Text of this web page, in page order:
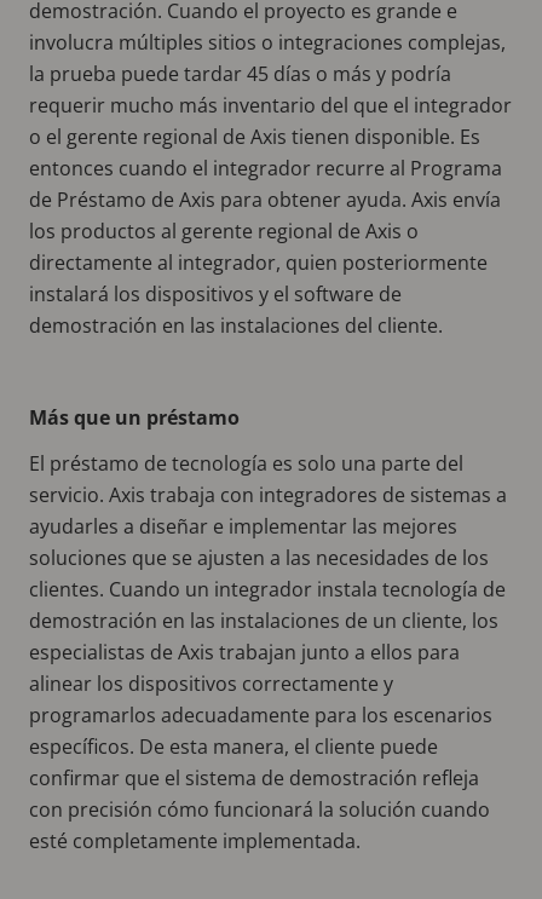
demostración. Cuando el proyecto es grande e
involucra múltiples sitios o integraciones complejas,
la prueba puede tardar 45 días o más y podría
requerir mucho más inventario del que el integrador
o el gerente regional de Axis tienen disponible. Es
entonces cuando el integrador recurre al Programa
de Préstamo de Axis para obtener ayuda. Axis envía
los productos al gerente regional de Axis o
directamente al integrador, quien posteriormente
instalará los dispositivos y el software de
demostración en las instalaciones del cliente.
Más que un préstamo
El préstamo de tecnología es solo una parte del
servicio. Axis trabaja con integradores de sistemas a
ayudarles a diseñar e implementar las mejores
soluciones que se ajusten a las necesidades de los
clientes. Cuando un integrador instala tecnología de
demostración en las instalaciones de un cliente, los
especialistas de Axis trabajan junto a ellos para
alinear los dispositivos correctamente y
programarlos adecuadamente para los escenarios
específicos. De esta manera, el cliente puede
confirmar que el sistema de demostración refleja
con precisión cómo funcionará la solución cuando
esté completamente implementada.